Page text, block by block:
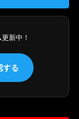
新中！
する